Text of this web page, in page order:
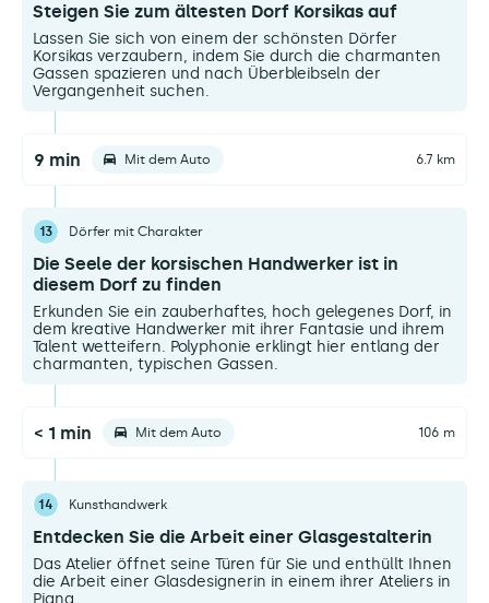
Steigen Sie zum ältesten Dorf Korsikas auf
Lassen Sie sich von einem der schönsten Dörfer
Korsikas verzaubern, indem Sie durch die charmanten
Gassen spazieren und nach Überbleibseln der
Vergangenheit suchen.
9 min Mit dem Auto 6.7 km
13 Dörfer mit Charakter
Die Seele der korsischen Handwerker ist in
diesem Dorf zu finden
Erkunden Sie ein zauberhaftes, hoch gelegenes Dorf, in
dem kreative Handwerker mit ihrer Fantasie und ihrem
Talent wetteifern. Polyphonie erklingt hier entlang der
charmanten, typischen Gassen.
< 1 min Mit dem Auto 106 m
14 Kunsthandwerk
Entdecken Sie die Arbeit einer Glasgestalterin
Das Atelier öffnet seine Türen für Sie und enthüllt Ihnen
die Arbeit einer Glasdesignerin in einem ihrer Ateliers in
Pigna.